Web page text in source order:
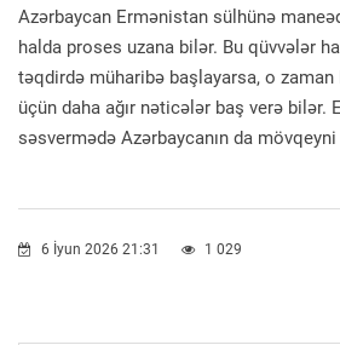
Azərbaycan Ermənistan sülhünə
halda proses uzana bilər. Bu qüvvələr
təqdirdə müharibə başlayarsa, o
üçün daha ağır nəticələr baş verə bilər.
səsvermədə Azərbaycanın da
6 İyun 2026 21:31 1 029